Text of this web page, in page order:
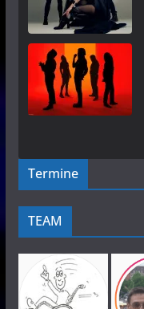
Termine
TEAM